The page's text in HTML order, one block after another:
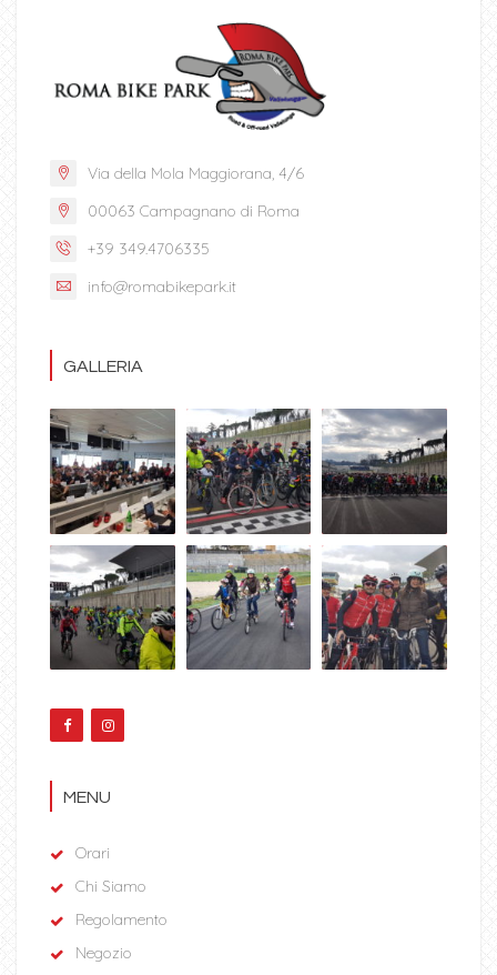
Via della Mola Maggiorana, 4/6
00063 Campagnano di Roma
+39 349.4706335
info@romabikepark.it
GALLERIA
MENU
Orari
Chi Siamo
Regolamento
Negozio